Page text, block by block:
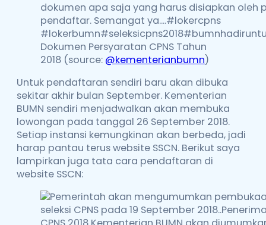
Dokumen Persyaratan CPNS Tahun
2018 (source: @kementerianbumn)
Untuk pendaftaran sendiri baru akan dibuka
sekitar akhir bulan September. Kementerian
BUMN sendiri menjadwalkan akan membuka
lowongan pada tanggal 26 September 2018.
Setiap instansi kemungkinan akan berbeda, jadi
harap pantau terus website SSCN. Berikut saya
lampirkan juga tata cara pendaftaran di
website SSCN: